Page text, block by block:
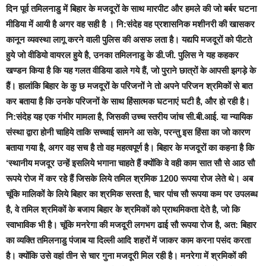
रूपये रोज में कर रहे हैं जिसके लिये तमिल श्रमिक 1200 रूपया रोज लेते थे। अब
चूंकि मालिकों के लिये बिहार का श्रमिक सस्ता है, चार पांच सौ रूपया कम पर उपलब्ध
है, वे तमिल श्रमिकों के बजाय बिहार के श्रमिकों को प्राथमिकता देते है, जो कि
स्वाभाविक भी है। चूंकि मनरेगा की मजदूरी लगभग ढाई सौ रूपया रोज है, अत: बिहार
का व्यक्ति तमिलनाडु पंजाब या दिल्ली आदि शहरों में जाकर काम करना पसंद करता
है। क्योंकि उसे वहां तीन से चार गुना मजदूरी मिल रही है। मनरेगा में श्रमिकों की
कमी की बड़ी वजह कम मजदूरी भी है और जब श्रमिक नहीं मिलते है तो अपने
निर्धारित ग्रामीण और स्थानीय कार्यों को पूरा कराने के लिये अधिकारी लाचार होकर
मशीनों का प्रयोग कराते हैं ताकि वह अनुशासनात्मक कार्यवाही से बच सकें। अगर
भारत सरकार समूचे देश के श्रमिकों के लिये चाहे वह शासकीय हो या अशासकीय हो
एक समान मजदूर की दर तय करे तो स्थानीय श्रमिकों के अभाव की समस्या का
काफी हद तक हल निकल जायेगा।एक और महत्वपूर्ण पक्ष यह है कि ग्रामीण अंचल में
नि: शुल्क राशन पांच किलो प्रति व्यक्ति की दर से वितरण शुरू हुआ है। नि:संदेह
इससे गरीबों को भूख से बचने की गारंटी मिली है और सरकार को भी चुनाव जीतने की
गारंटी। परन्तु अनुभव यह भी आ रहा है कि देश में बगैर परिश्रम के खाने वालों की
एक बड़ी फौज तैयार हो रही है जो धीरे-धीरे अकर्मण्य बनती जा रही है। और जब मुफ्त
राशन से ही जीवन चल जाये तो व्यक्ति को श्रम करने की क्या आवश्यकता है यह सोच